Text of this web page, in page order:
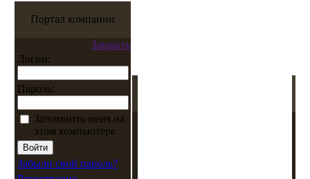
Портал компании
Закрыть
Логин:
Пароль:
Запомнить меня на
этом компьютере
Забыли свой пароль?
Регистрация